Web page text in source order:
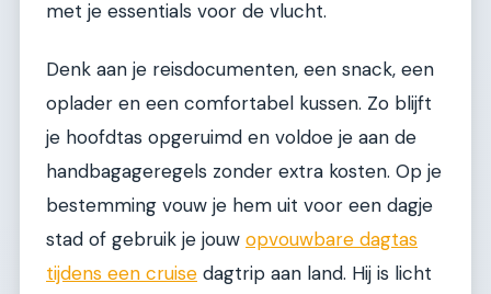
met je essentials voor de vlucht.
Denk aan je reisdocumenten, een snack, een
oplader en een comfortabel kussen. Zo blijft
je hoofdtas opgeruimd en voldoe je aan de
handbagageregels zonder extra kosten. Op je
bestemming vouw je hem uit voor een dagje
stad of gebruik je jouw opvouwbare dagtas
tijdens een cruise dagtrip aan land. Hij is licht